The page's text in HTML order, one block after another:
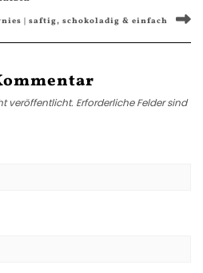
| saftig, schokoladig & einfach
veröffentlicht. Erforderliche Felder sind